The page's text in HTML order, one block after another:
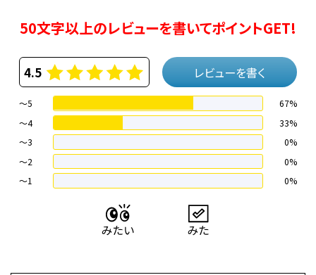
50文字以上のレビューを書いてポイントGET!
4.5 レビューを書く
～5
67%
～4
33%
〜3
0%
〜2
0%
〜1
0%